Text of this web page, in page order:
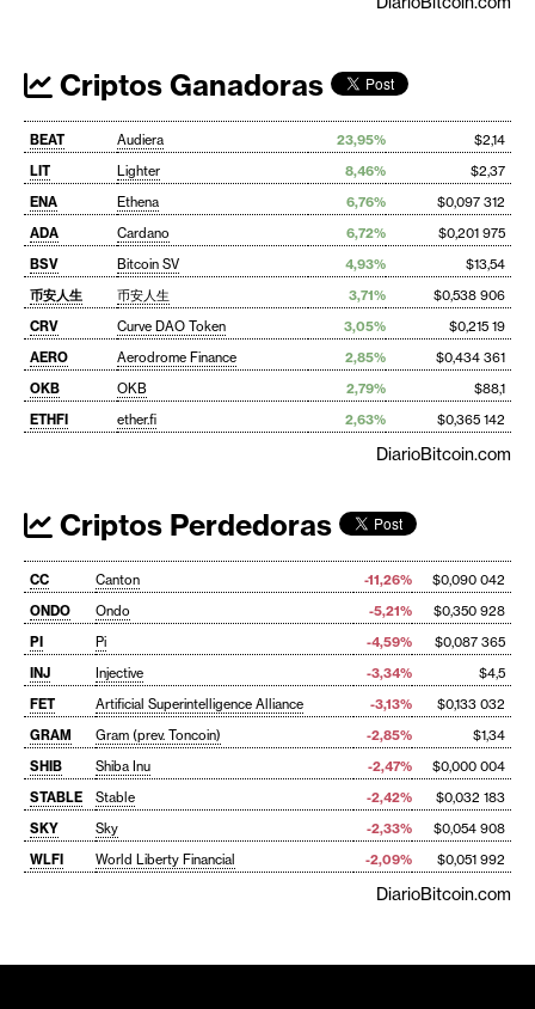
Criptos Ganadoras
BEAT Audiera 23,95%
$2,14
LIT
Lighter 8,46%
$2,37
ENA
Ethena 6,76%
$0,097 312
ADA
Cardano 6,72%
$0,201 975
BSV
Bitcoin SV 4,93%
$13,54
币安人生
币安人生 3,71%
$0,538 906
CRV
Curve DAO Token 3,05%
$0,215 19
AERO
Aerodrome Finance 2,85%
$0,434 361
OKB
OKB 2,79%
$88,1
ETHFI
ether.fi 2,63% $0,365 142
DiarioBitcoin.com
Criptos Perdedoras
CC Canton -11,26%
$0,090 042
ONDO
Ondo -5,21%
$0,350 928
PI
Pi -4,59%
$0,087 365
INJ
Injective -3,34%
$4,5
FET
Artificial Superintelligence Alliance -3,13%
$0,133 032
GRAM
Gram (prev. Toncoin) -2,85%
$1,34
SHIB
Shiba Inu -2,47%
$0,000 004
STABLE
Stable -2,42%
$0,032 183
SKY
Sky -2,33%
$0,054 908
WLFI
World Liberty Financial -2,09% $0,051 992
DiarioBitcoin.com